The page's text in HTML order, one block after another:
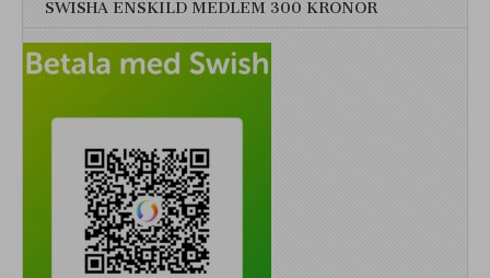
SWISHA ENSKILD MEDLEM 300 KRONOR